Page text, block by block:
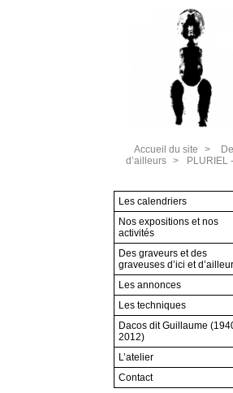
Accueil du site >
d’ailleurs > PLURIEL
Les calendriers
Nos expositions et nos
activités
Des graveurs et des
graveuses d’ici et
Les annonces
Les techniques
Dacos dit Guillaume
2012)
L’atelier
Contact